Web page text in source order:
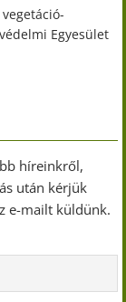
Egyesület
híreinkről,
után kérjük
e-mailt küldünk.